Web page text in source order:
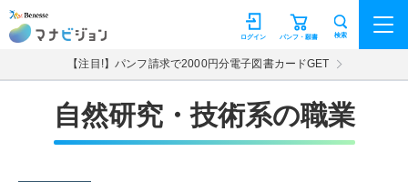
マナビジョン パンフ・願書
ログイン 検索
【注目!】パンフ請求で2000円分電子図書カードGET
自然研究・技術系の職業